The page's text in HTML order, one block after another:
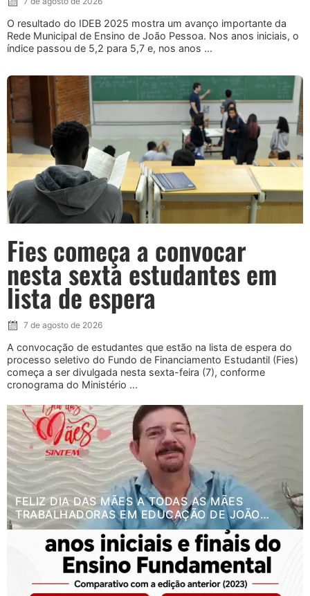
O resultado do IDEB 2025 mostra um avanço importante da
Rede Municipal de Ensino de João Pessoa. Nos anos iniciais, o
índice passou de 5,2 para 5,7 e, nos anos ...
Fies começa a convocar
nesta sexta estudantes em
lista de espera
7 de agosto de 2026
A convocação de estudantes que estão na lista de espera do
processo seletivo do Fundo de Financiamento Estudantil (Fies)
começa a ser divulgada nesta sexta-feira (7), conforme
cronograma do Ministério ...
FELIZ DIA DAS MÃES A TODAS AS MÃES
TRABALHADORAS EM EDUCAÇÃO DE JOÃO
PESSOA.